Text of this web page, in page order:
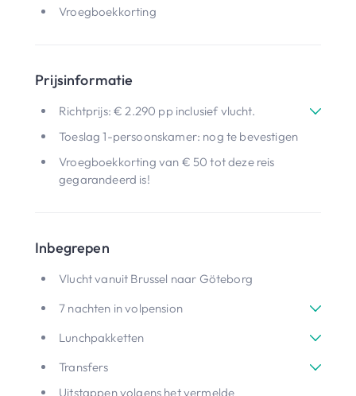
Vroegboekkorting
Prijsinformatie
Richtprijs: € 2.290 pp inclusief vlucht.
Toeslag 1-persoonskamer: nog te bevestigen
Vroegboekkorting van € 50 tot deze reis
gegarandeerd is!
Inbegrepen
Vlucht vanuit Brussel naar Göteborg
7 nachten in volpension
Lunchpakketten
Transfers
Uitstappen volgens het vermelde